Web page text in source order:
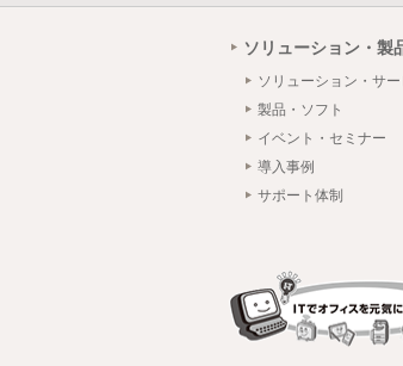
ソリューション・製
ソリューション・サー
製品・ソフト
イベント・セミナー
導入事例
サポート体制